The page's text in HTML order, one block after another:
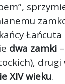
dwa zamki
drugi
XIV wieku.